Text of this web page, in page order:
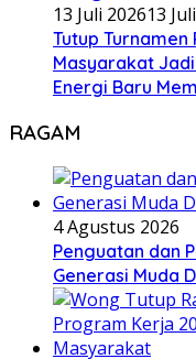
13 Juli 202613
Tutup Turnamen
Masyarakat
Energi Baru
RAGAM
4 Agustus 2026
Penguatan dan
Generasi Muda